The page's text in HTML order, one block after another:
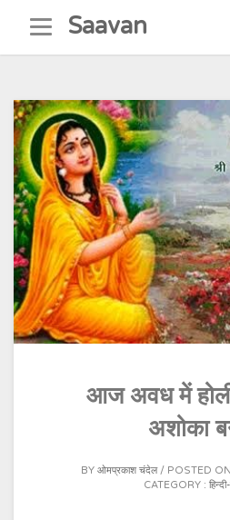
content
Saavan
आज अवध में
अशोका
BY ओमप्रकाश चंदेल POSTED ON
CATEGORY :